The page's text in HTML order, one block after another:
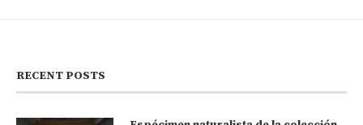
RECENT POSTS